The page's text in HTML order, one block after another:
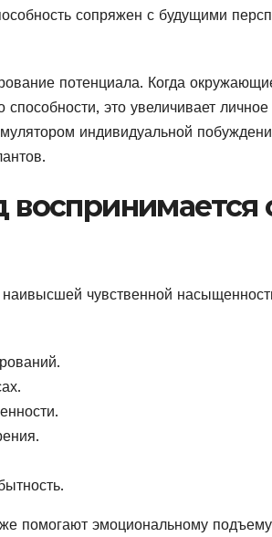
сопряжен с будущими
потенциала. Когда
это увеличивает
индивидуальной
чувственной
помогают эмоциональному